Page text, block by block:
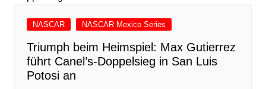
NASCAR NASCAR Mexico Series
Triumph beim Heimspiel: Max Gutierrez
führt Canel’s-Doppelsieg in San Luis
Potosi an